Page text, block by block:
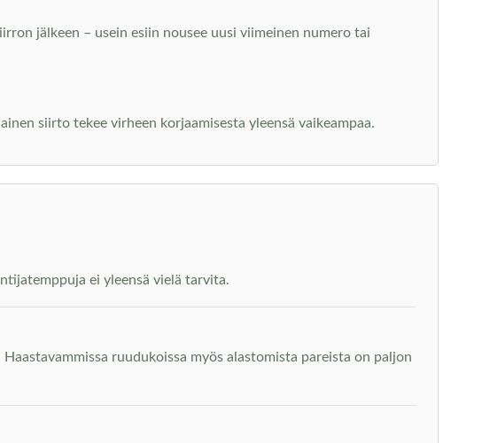
jälkeen – usein esiin nousee uusi viimeinen numero tai
siirto tekee virheen korjaamisesta yleensä vaikeampaa.
ei yleensä vielä tarvita.
ruudukoissa myös alastomista pareista on paljon